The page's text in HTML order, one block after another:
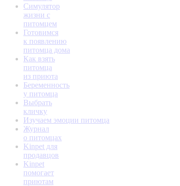
Симулятор
жизни с
питомцем
Готовимся
к появлению
питомца дома
Как взять
питомца
из приюта
Беременность
у питомца
Выбрать
кличку
Изучаем эмоции питомца
Журнал
о питомцах
Kinpet для
продавцов
Kinpet
помогает
приютам